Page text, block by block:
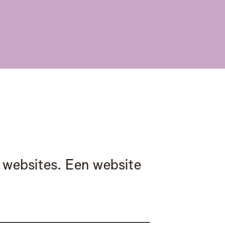
Een website